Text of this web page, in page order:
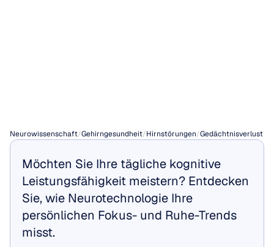
Neurowissenschaft/Gehirngesundheit/Hirnstörungen/Gedächtnisverlust
Möchten Sie Ihre tägliche kognitive
Leistungsfähigkeit meistern? Entdecken
Sie, wie Neurotechnologie Ihre
persönlichen Fokus- und Ruhe-Trends
misst.